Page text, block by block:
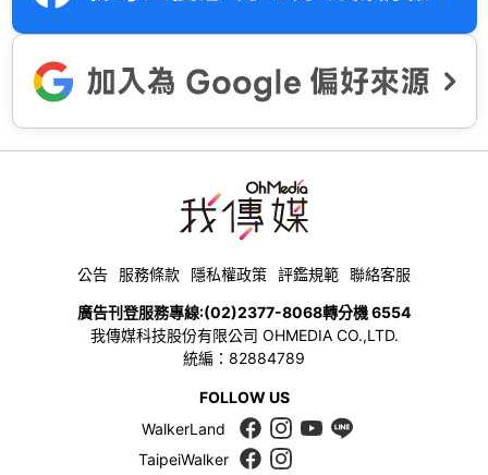
公告 服務條款 隱私權政策 評鑑規範 聯絡客服
廣告刊登服務專線:(02)2377-8068轉分機 6554
我傳媒科技股份有限公司 OHMEDIA CO.,LTD.
統編：82884789
FOLLOW US
WalkerLand
TaipeiWalker